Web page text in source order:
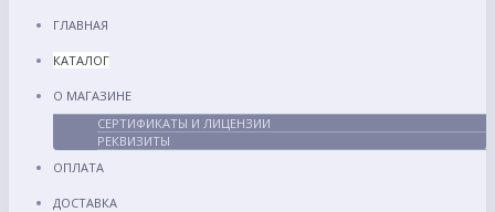
ГЛАВНАЯ
КАТАЛОГ
О МАГАЗИНЕ
СЕРТИФИКАТЫ И ЛИЦЕНЗИИ
РЕКВИЗИТЫ
ОПЛАТА
ДОСТАВКА